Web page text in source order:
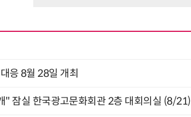
응 8월 28일 개최
" 잠실 한국광고문화회관 2층 대회의실 (8/21)